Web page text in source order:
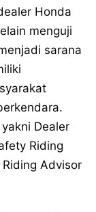
Honda
menguji
sarana
Dealer
Riding
Advisor